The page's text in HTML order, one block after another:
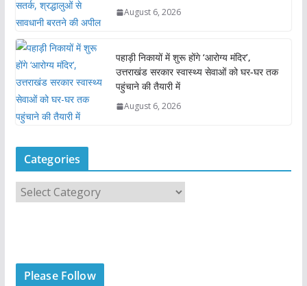
August 6, 2026
पहाड़ी निकायों में शुरू होंगे ‘आरोग्य मंदिर’,
उत्तराखंड सरकार स्वास्थ्य सेवाओं को घर-घर तक
पहुंचाने की तैयारी में
August 6, 2026
Categories
a
Please Follow